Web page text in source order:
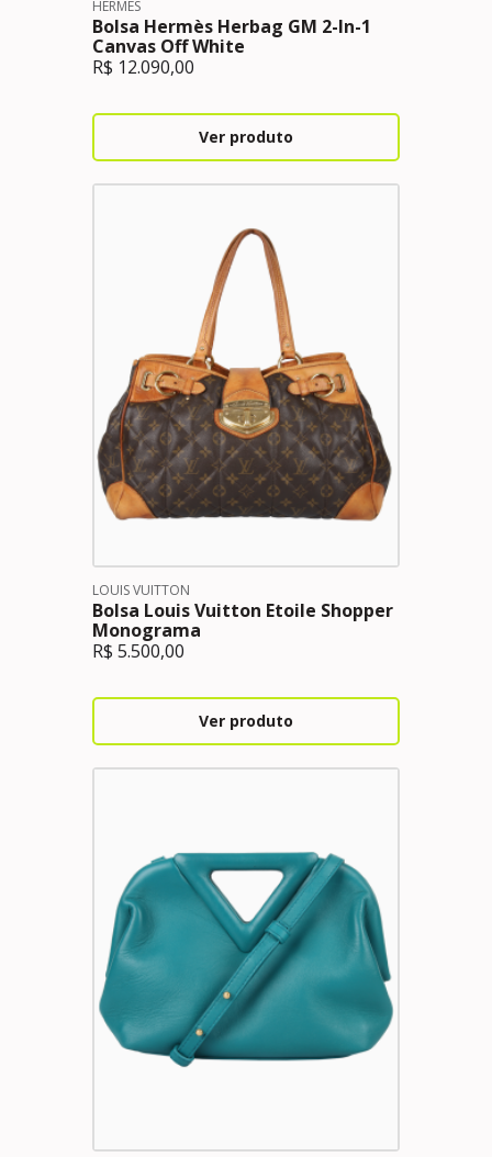
HERMES
Bolsa Hermès Herbag GM 2-In-1
Canvas Off White
R$ 12.090,00
Ver produto
LOUIS VUITTON
Bolsa Louis Vuitton Etoile Shopper
Monograma
R$ 5.500,00
Ver produto